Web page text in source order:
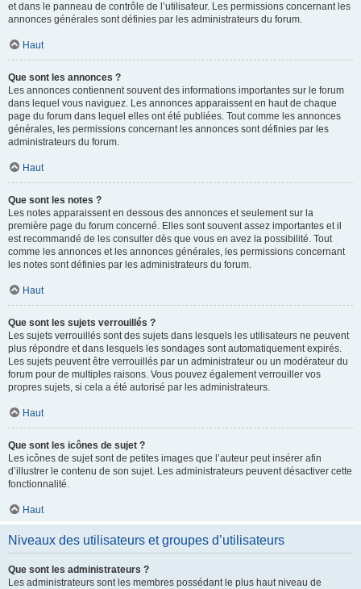
et dans le panneau de contrôle de l’utilisateur. Les permissions concernant les
annonces générales sont définies par les administrateurs du forum.
Haut
Que sont les annonces ?
Les annonces contiennent souvent des informations importantes sur le forum
dans lequel vous naviguez. Les annonces apparaissent en haut de chaque
page du forum dans lequel elles ont été publiées. Tout comme les annonces
générales, les permissions concernant les annonces sont définies par les
administrateurs du forum.
Haut
Que sont les notes ?
Les notes apparaissent en dessous des annonces et seulement sur la
première page du forum concerné. Elles sont souvent assez importantes et il
est recommandé de les consulter dès que vous en avez la possibilité. Tout
comme les annonces et les annonces générales, les permissions concernant
les notes sont définies par les administrateurs du forum.
Haut
Que sont les sujets verrouillés ?
Les sujets verrouillés sont des sujets dans lesquels les utilisateurs ne peuvent
plus répondre et dans lesquels les sondages sont automatiquement expirés.
Les sujets peuvent être verrouillés par un administrateur ou un modérateur du
forum pour de multiples raisons. Vous pouvez également verrouiller vos
propres sujets, si cela a été autorisé par les administrateurs.
Haut
Que sont les icônes de sujet ?
Les icônes de sujet sont de petites images que l’auteur peut insérer afin
d’illustrer le contenu de son sujet. Les administrateurs peuvent désactiver cette
fonctionnalité.
Haut
Niveaux des utilisateurs et groupes d’utilisateurs
Que sont les administrateurs ?
Les administrateurs sont les membres possédant le plus haut niveau de